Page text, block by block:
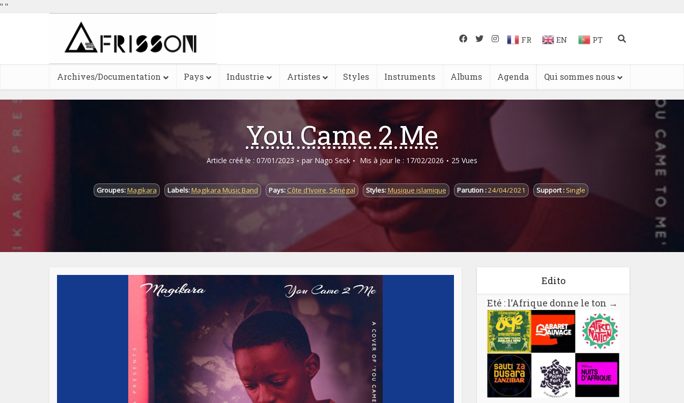
" "
FR EN PT
Archives/Documentation Pays Industrie Artistes Styles Instruments Albums Agenda Qui sommes nous
You Came 2 Me
Article créé le : 07/01/2023 par Nago Seck Mis à jour le : 17/02/2026 25 Vues
Groupes:Magikara Labels:Magikara Music Band Pays: Côte d'Ivoire, Sénégal Styles:Musique islamique Parution :24/04/2021 Support : Single
Edito
Eté : l’Afrique donne le ton →